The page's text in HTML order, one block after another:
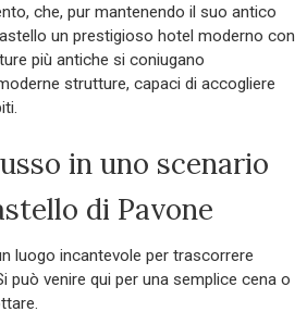
che, pur mantenendo il suo antico
un prestigioso hotel moderno con
più antiche si coniugano
strutture, capaci di accogliere
in uno scenario
di Pavone
luogo incantevole per trascorrere
può venire qui per una semplice cena o